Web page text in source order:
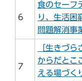
6
食のセーフ
り、生活困
問題解消事
7
［生きづら
からだとこ
える場づく